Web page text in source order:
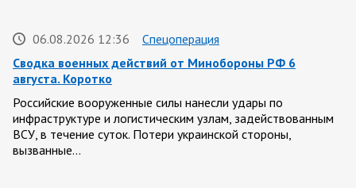
06.08.2026 12:36
Спецоперация
Сводка военных действий от Минобороны РФ 6
августа. Коротко
Российские вооруженные силы нанесли удары по
инфраструктуре и логистическим узлам, задействованным
ВСУ, в течение суток. Потери украинской стороны,
вызванные…